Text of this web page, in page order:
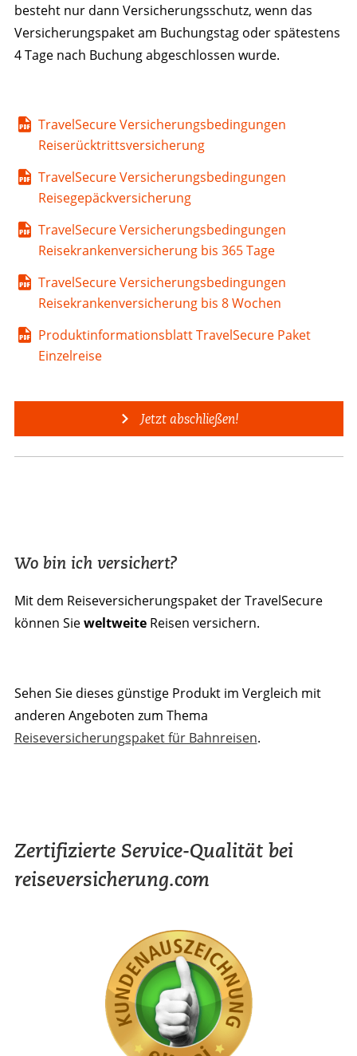
besteht nur dann Versicherungsschutz, wenn das
Versicherungspaket am Buchungstag oder spätestens
4 Tage nach Buchung abgeschlossen wurde.
TravelSecure Versicherungsbedingungen
Reiserücktrittsversicherung
TravelSecure Versicherungsbedingungen
Reisegepäckversicherung
TravelSecure Versicherungsbedingungen
Reisekrankenversicherung bis 365 Tage
TravelSecure Versicherungsbedingungen
Reisekrankenversicherung bis 8 Wochen
Produktinformationsblatt TravelSecure Paket
Einzelreise
Jetzt abschließen!
Wo bin ich versichert?
Mit dem Reiseversicherungspaket der TravelSecure
können SieweltweiteReisen versichern.
Sehen Sie dieses günstige Produkt im Vergleich mit
anderen Angeboten zum Thema
Reiseversicherungspaket für Bahnreisen.
Zertifizierte Service-Qualität bei
reiseversicherung.com